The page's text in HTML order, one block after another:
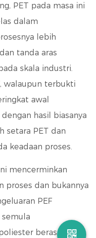
PET pada masa ini
dalam
lebih
tanda aras
skala industri.
walaupun terbukti
awal
dengan hasil biasanya
setara PET dan
keadaan proses.
mencerminkan
proses dan bukannya
PEF
berasaskan